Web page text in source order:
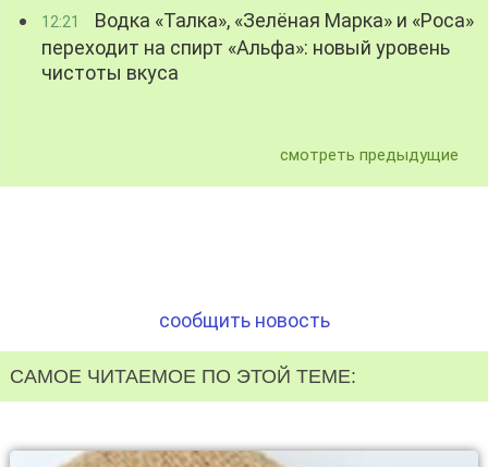
12:21
Водка «Талка», «Зелёная Марка» и «Роса»
переходит на спирт «Альфа»: новый уровень
чистоты вкуса
смотреть предыдущие
сообщить новость
САМОЕ ЧИТАЕМОЕ ПО ЭТОЙ ТЕМЕ: